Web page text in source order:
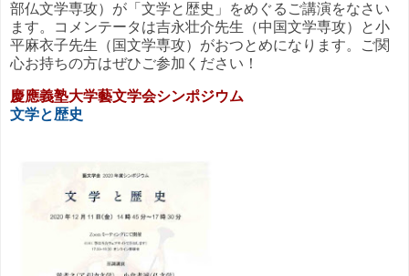
部仏文学専攻）が「文学と歴史」をめぐるご講演をなさい
ます。コメンテータは吉永壮介先生（中国文学専攻）と小
平麻衣子先生（国文学専攻）がおつとめになります。ご関
心お持ちの方はぜひご参加ください！
慶應義塾大学藝文学会シンポジウム
文学と歴史